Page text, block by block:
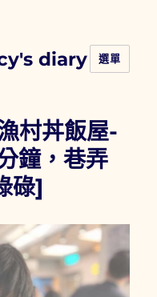
diary 選單
村丼飯屋-
鐘，巷弄
碌]